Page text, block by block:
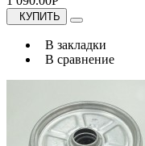
КУПИТЬ
В закладки
В сравнение